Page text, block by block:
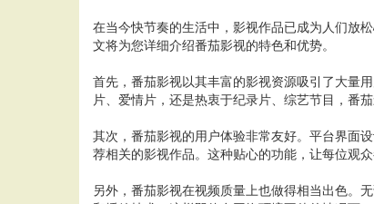
在当今快节奏的生活中，影视作品已成为人们放
文将为您详细介绍番茄影视的特色和优势。
首先，番茄影视以其丰富的影视资源吸引了大量
片、爱情片，还是热衷于纪录片、综艺节目，番
其次，番茄影视的用户体验非常友好。平台界面
荐相关的影视作品。这种贴心的功能，让每位观
另外，番茄影视在视频质量上也做得相当出色。